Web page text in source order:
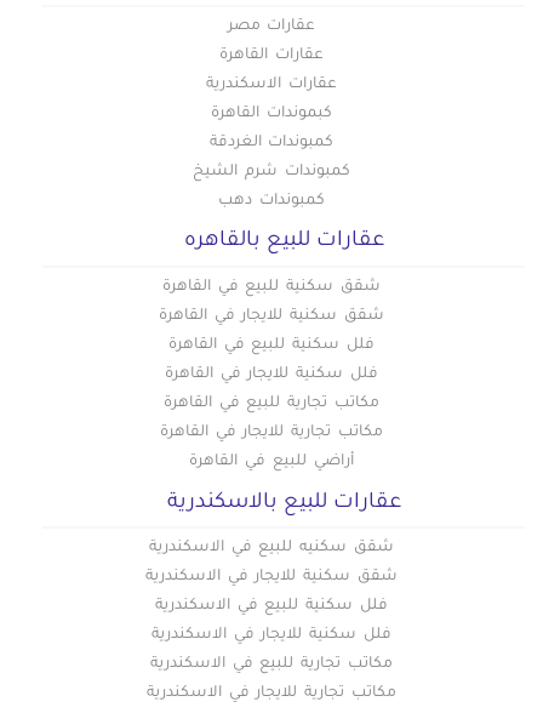
عقارات مصر
عقارات القاهرة
عقارات الاسكندرية
كبموندات القاهرة
كمبوندات الغردقة
كمبوندات شرم الشيخ
كمبوندات دهب
عقارات للبيع بالقاهره
شقق سكنية للبيع في القاهرة
شقق سكنية للايجار في القاهرة
فلل سكنية للبيع في القاهرة
فلل سكنية للايجار في القاهرة
مكاتب تجارية للبيع في القاهرة
مكاتب تجارية للايجار في القاهرة
أراضي للبيع في القاهرة
عقارات للبيع بالاسكندرية
شقق سكنيه للبيع في الاسكندرية
شقق سكنية للايجار في الاسكندرية
فلل سكنية للبيع في الاسكندرية
فلل سكنية للايجار في الاسكندرية
مكاتب تجارية للبيع في الاسكندرية
مكاتب تجارية للايجار في الاسكندرية